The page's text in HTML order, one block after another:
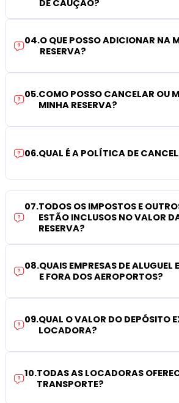
DE CAUÇÃO?
04.O QUE POSSO ADICIONAR NA
RESERVA?
05.COMO POSSO CANCELAR OU
MINHA RESERVA?
06.QUAL É A POLÍTICA DE
07.TODOS OS IMPOSTOS E
ESTÃO INCLUSOS NO VALOR
RESERVA?
08.QUAIS EMPRESAS DE ALUGUEL
E FORA DOS AEROPORTOS?
09.QUAL O VALOR DO DEPÓSITO
LOCADORA?
10.TODAS AS LOCADORAS
TRANSPORTE?